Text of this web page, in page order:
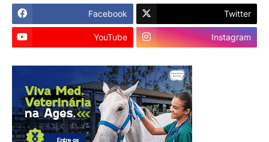
Facebook Twitter
YouTube Instagram